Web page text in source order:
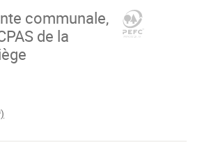
communale,
de la